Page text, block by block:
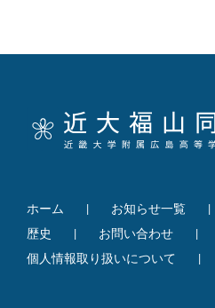
ホーム お知らせ一覧
歴史
お問い合わせ
個人情報取り扱いについて